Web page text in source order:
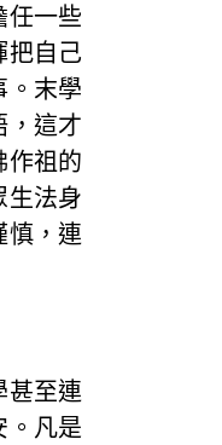
任一些
把自己
。末學
，這才
作祖的
生法身
慎，連
甚至連
。凡是